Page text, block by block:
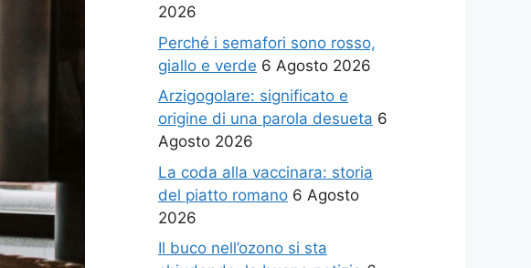
2026
Perché i semafori sono rosso,
giallo e verde 6 Agosto 2026
Arzigogolare: significato e
origine di una parola desueta 6
Agosto 2026
La coda alla vaccinara: storia
del piatto romano 6 Agosto
2026
Il buco nell’ozono si sta